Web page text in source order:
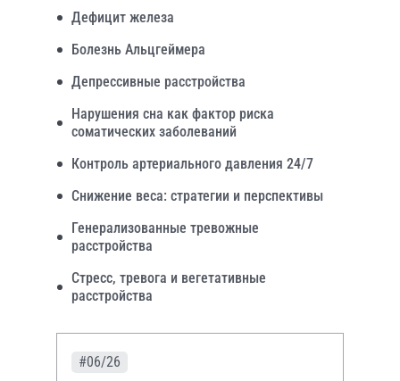
Дефицит железа
Болезнь Альцгеймера
Депрессивные расстройства
Нарушения сна как фактор риска
соматических заболеваний
Контроль артериального давления 24/7
Снижение веса: стратегии и перспективы
Генерализованные тревожные
расстройства
Стресс, тревога и вегетативные
расстройства
#06/26